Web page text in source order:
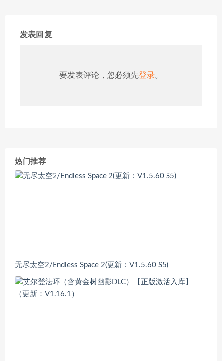
发表回复
要发表评论，您必须先登录。
热门推荐
无尽太空2/Endless Space 2(更新：V1.5.60 S5)